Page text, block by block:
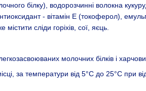
білку), водорозчинні волокна
- вітамін E (токоферол),
сліди горіхів, сої, яєць.
молочних білків і
за температури від 5°С до 25°С при